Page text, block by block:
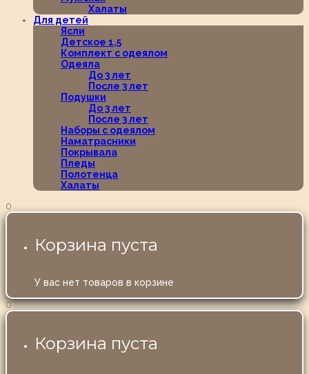
Халаты
Для детей
Ясли
Детское 1,5
Комплект с одеялом
Одеяла
До 3 лет
После 3 лет
Подушки
До 3 лет
После 3 лет
Наборы с одеялом
Наматрасники
Покрывала
Пледы
Полотенца
Халаты
0
Корзина пуста
У вас нет товаров в корзине
0
Корзина пуста